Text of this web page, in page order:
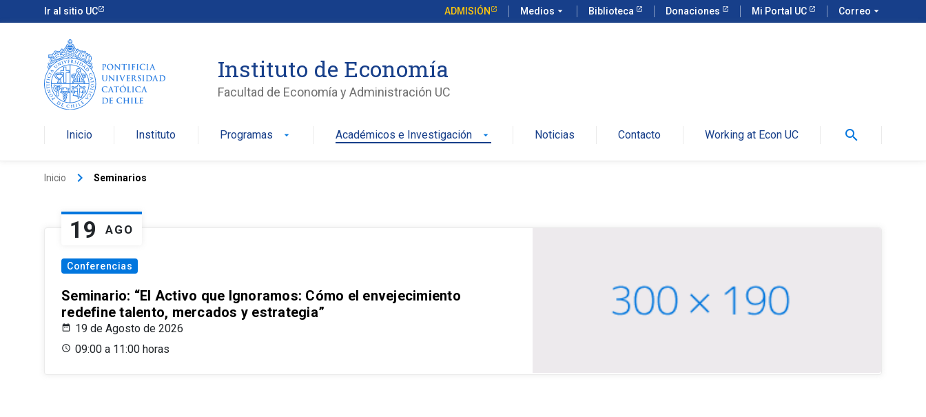
Ir al sitio UC ADMISIÓN Medios arrow_drop_down Biblioteca Donaciones Mi Portal UC Correo arrow_drop_down
Instituto de Economía
Facultad de Economía y Administración UC
Inicio Instituto Programas arrow_drop_down Académicos e Investigación arrow_drop_down Noticias Contacto Working at Econ UC search
Inicio keyboard_arrow_right Seminarios
19 AGO
Conferencias
Seminario: “El Activo que Ignoramos: Cómo el envejecimiento
redefine talento, mercados y estrategia”
19 de Agosto de 2026
09:00 a 11:00 horas